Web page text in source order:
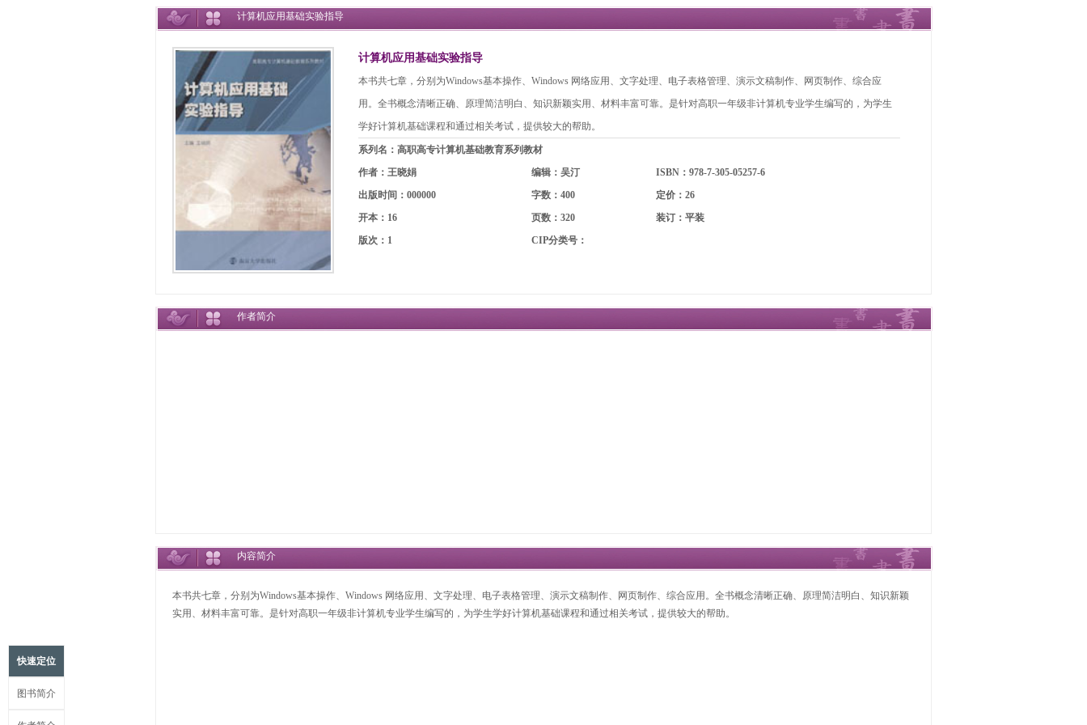
计算机应用基础实验指导
计算机应用基础实验指导
本书共七章，分别为Windows基本操作、Windows 网络应用、文字处理、电子表格管理、演示文稿制作、网页制作、综合应
用。全书概念清晰正确、原理简洁明白、知识新颖实用、材料丰富可靠。是针对高职一年级非计算机专业学生编写的，为学生
学好计算机基础课程和通过相关考试，提供较大的帮助。
系列名：高职高专计算机基础教育系列教材
作者：王晓娟
编辑：吴汀
ISBN：978-7-305-05257-6
出版时间：000000
字数：400
定价：26
开本：16
页数：320
装订：平装
版次：1
CIP分类号：
作者简介
内容简介
本书共七章，分别为Windows基本操作、Windows 网络应用、文字处理、电子表格管理、演示文稿制作、网页制作、综合应用。全书概念清晰正确、原理简洁明白、知识新颖
实用、材料丰富可靠。是针对高职一年级非计算机专业学生编写的，为学生学好计算机基础课程和通过相关考试，提供较大的帮助。
快速定位
图书简介